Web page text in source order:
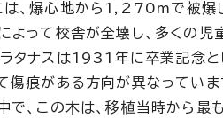
、爆心地から1,270mで被爆し
よって校舎が全壊し、多くの児
タナスは1931年に卒業記念と
傷痕がある方向が異なっていま
で、この木は、移植当時から最